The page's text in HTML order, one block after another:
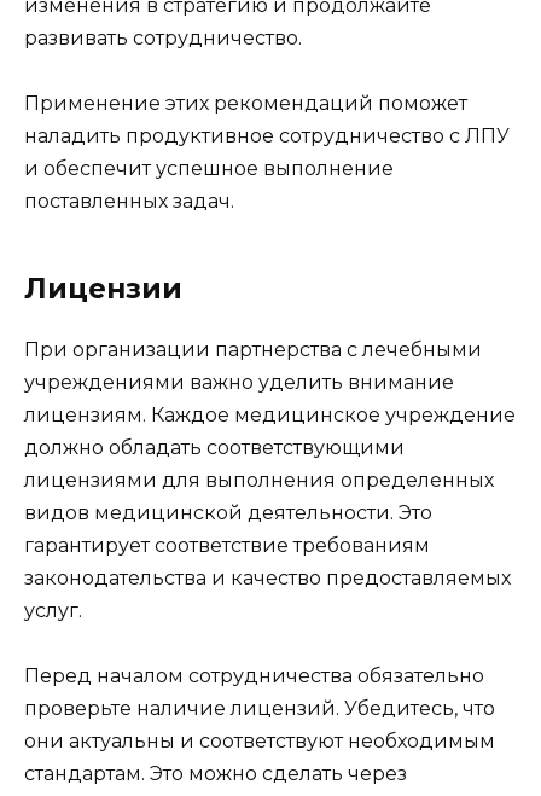
изменения в стратегию и продолжайте
развивать сотрудничество.
Применение этих рекомендаций поможет
наладить продуктивное сотрудничество с ЛПУ
и обеспечит успешное выполнение
поставленных задач.
Лицензии
При организации партнерства с лечебными
учреждениями важно уделить внимание
лицензиям. Каждое медицинское учреждение
должно обладать соответствующими
лицензиями для выполнения определенных
видов медицинской деятельности. Это
гарантирует соответствие требованиям
законодательства и качество предоставляемых
услуг.
Перед началом сотрудничества обязательно
проверьте наличие лицензий. Убедитесь, что
они актуальны и соответствуют необходимым
стандартам. Это можно сделать через